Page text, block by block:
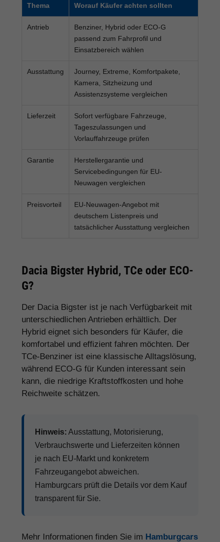
Thema Worauf Käufer achten sollten
Antrieb
Benziner, Hybrid oder ECO-G
passend zum Fahrprofil und
Einsatzbereich wählen
Ausstattung
Journey, Extreme, Komfortpakete,
Kamera, Sitzheizung und
Assistenzsysteme vergleichen
Lieferzeit
Sofort verfügbare Fahrzeuge,
Tageszulassungen und
Vorlauffahrzeuge prüfen
Garantie
Herstellergarantie und
Servicebedingungen für EU-
Neuwagen vergleichen
Preisvorteil
EU-Neuwagen-Angebot mit
deutschem Listenpreis und
tatsächlicher Ausstattung vergleichen
Dacia Bigster Hybrid, TCe oder ECO-
G?
Der Dacia Bigster ist je nach Verfügbarkeit mit
unterschiedlichen Antrieben erhältlich. Der
Hybrid eignet sich besonders für Käufer, die
komfortabel und effizient fahren möchten. Der
TCe-Benziner ist eine klassische Alltagslösung,
während ECO-G für Kunden interessant sein
kann, die niedrige Kraftstoffkosten und hohe
Reichweite schätzen.
Hinweis: Ausstattung, Motorisierung,
Verbrauchswerte und Lieferzeiten können
je nach EU-Markt und konkretem
Fahrzeugangebot abweichen.
Hamburgcars prüft die Details vor dem Kauf
transparent für Sie.
Mehr Informationen finden Sie im Hamburgcars